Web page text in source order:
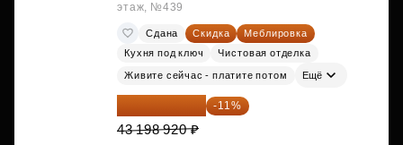
этаж, №439
Сдана Скидка
Меблировка
Кухня под ключ
Чистовая отделка
Живите сейчас - платите потом Ещё
38 447 039 ₽ -11%
43 198 920 ₽